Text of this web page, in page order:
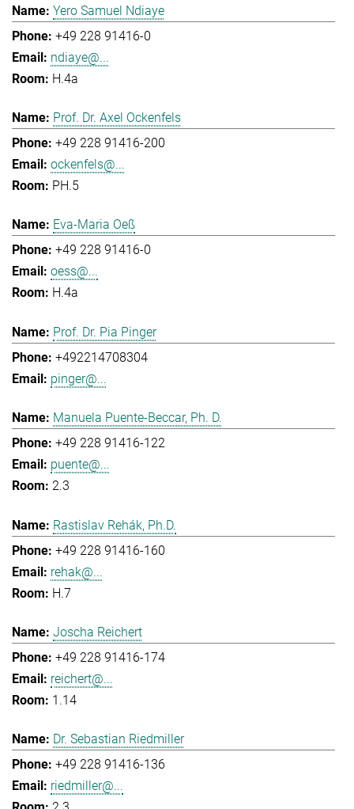
Yero Samuel Ndiaye
+49 228 91416-0
ndiaye@...
H.4a
Prof. Dr. Axel Ockenfels
+49 228 91416-200
ockenfels@...
PH.5
Eva-Maria Oeß
+49 228 91416-0
oess@...
H.4a
Prof. Dr. Pia Pinger
+492214708304
pinger@...
Manuela Puente-Beccar, Ph. D.
+49 228 91416-122
puente@...
2.3
Rastislav Rehák, Ph.D.
+49 228 91416-160
rehak@...
H.7
Joscha Reichert
+49 228 91416-174
reichert@...
1.14
Dr. Sebastian Riedmiller
+49 228 91416-136
riedmiller@...